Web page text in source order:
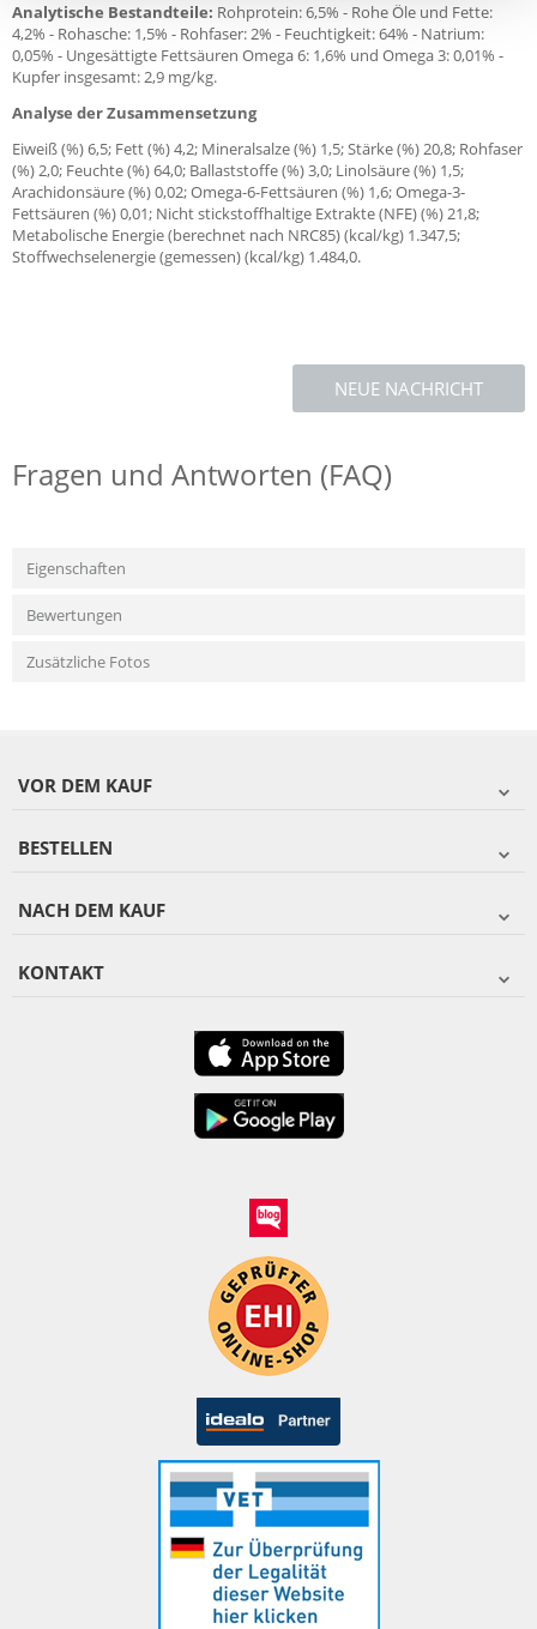
Analytische Bestandteile: Rohprotein: 6,5% - Rohe Öle und Fette:
4,2% - Rohasche: 1,5% - Rohfaser: 2% - Feuchtigkeit: 64% - Natrium:
0,05% - Ungesättigte Fettsäuren Omega 6: 1,6% und Omega 3: 0,01% -
Kupfer insgesamt: 2,9 mg/kg.
Analyse der Zusammensetzung
Eiweiß (%) 6,5; Fett (%) 4,2; Mineralsalze (%) 1,5; Stärke (%) 20,8; Rohfaser
(%) 2,0; Feuchte (%) 64,0; Ballaststoffe (%) 3,0; Linolsäure (%) 1,5;
Arachidonsäure (%) 0,02; Omega-6-Fettsäuren (%) 1,6; Omega-3-
Fettsäuren (%) 0,01; Nicht stickstoffhaltige Extrakte (NFE) (%) 21,8;
Metabolische Energie (berechnet nach NRC85) (kcal/kg) 1.347,5;
Stoffwechselenergie (gemessen) (kcal/kg) 1.484,0.
NEUE NACHRICHT
Fragen und Antworten (FAQ)
Eigenschaften
Bewertungen
Zusätzliche Fotos
VOR DEM KAUF
BESTELLEN
NACH DEM KAUF
KONTAKT